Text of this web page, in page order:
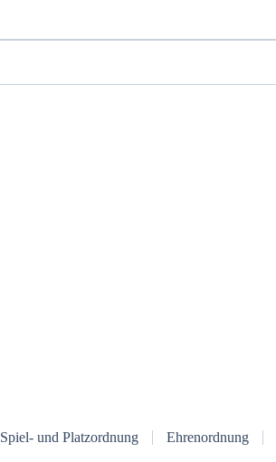
Spiel- und Platzordnung Ehrenordnung